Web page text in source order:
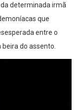
que
entre o
beira do assento.